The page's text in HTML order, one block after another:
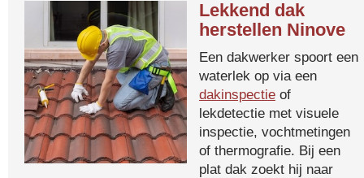
Lekkend dak
herstellen Ninove
Een dakwerker spoort een
waterlek op via een
dakinspectie of
lekdetectie met visuele
inspectie, vochtmetingen
of thermografie. Bij een
plat dak zoekt hij naar